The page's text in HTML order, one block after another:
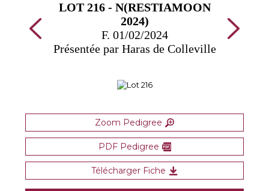
LOT 216 - N(RESTIAMOON
2024)
F. 01/02/2024
Présentée par Haras de Colleville
Zoom Pedigree
PDF Pedigree
Télécharger Fiche